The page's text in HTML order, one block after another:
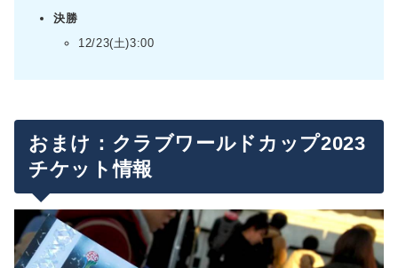
決勝
12/23(土)3:00
おまけ：クラブワールドカップ2023
チケット情報